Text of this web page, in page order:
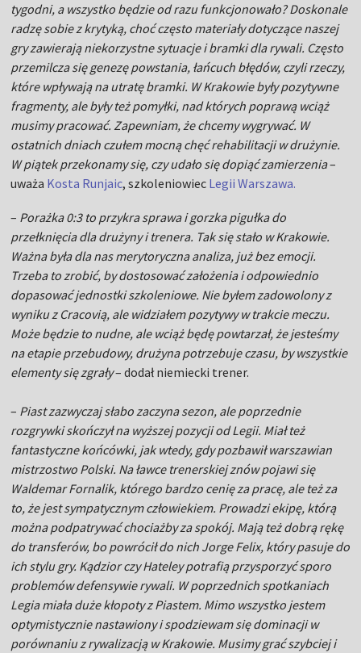
tygodni, a wszystko będzie od razu funkcjonowało? Doskonale
radzę sobie z krytyką, choć często materiały dotyczące naszej
gry zawierają niekorzystne sytuacje i bramki dla rywali. Często
przemilcza się genezę powstania, łańcuch błędów, czyli rzeczy,
które wpływają na utratę bramki. W Krakowie były pozytywne
fragmenty, ale były też pomyłki, nad których poprawą wciąż
musimy pracować. Zapewniam, że chcemy wygrywać. W
ostatnich dniach czułem mocną chęć rehabilitacji w drużynie.
W piątek przekonamy się, czy udało się dopiąć zamierzenia–
uważa Kosta Runjaic, szkoleniowiec Legii Warszawa.
– Porażka 0:3 to przykra sprawa i gorzka pigułka do
przełknięcia dla drużyny i trenera. Tak się stało w Krakowie.
Ważna była dla nas merytoryczna analiza, już bez emocji.
Trzeba to zrobić, by dostosować założenia i odpowiednio
dopasować jednostki szkoleniowe. Nie byłem zadowolony z
wyniku z Cracovią, ale widziałem pozytywy w trakcie meczu.
Może będzie to nudne, ale wciąż będę powtarzał, że jesteśmy
na etapie przebudowy, drużyna potrzebuje czasu, by wszystkie
elementy się zgrały– dodał niemiecki trener.
– Piast zazwyczaj słabo zaczyna sezon, ale poprzednie
rozgrywki skończył na wyższej pozycji od Legii. Miał też
fantastyczne końcówki, jak wtedy, gdy pozbawił warszawian
mistrzostwo Polski. Na ławce trenerskiej znów pojawi się
Waldemar Fornalik, którego bardzo cenię za pracę, ale też za
to, że jest sympatycznym człowiekiem. Prowadzi ekipę, którą
można podpatrywać chociażby za spokój. Mają też dobrą rękę
do transferów, bo powrócił do nich Jorge Felix, który pasuje do
ich stylu gry. Kądzior czy Hateley potrafią przysporzyć sporo
problemów defensywie rywali. W poprzednich spotkaniach
Legia miała duże kłopoty z Piastem. Mimo wszystko jestem
optymistycznie nastawiony i spodziewam się dominacji w
porównaniu z rywalizacją w Krakowie. Musimy grać szybciej i